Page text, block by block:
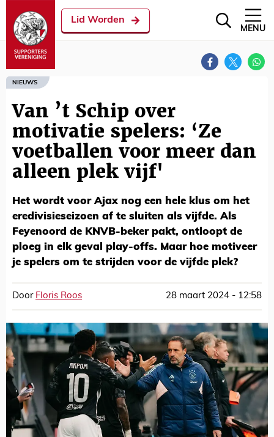
Lid Worden
MENU
NIEUWS
Van ’t Schip over
motivatie spelers: ‘Ze
voetballen voor meer dan
alleen plek vijf'
Het wordt voor Ajax nog een hele klus om het
eredivisieseizoen af te sluiten als vijfde. Als
Feyenoord de KNVB-beker pakt, ontloopt de
ploeg in elk geval play-offs. Maar hoe motiveer
je spelers om te strijden voor de vijfde plek?
Door Floris Roos 28 maart 2024 - 12:58